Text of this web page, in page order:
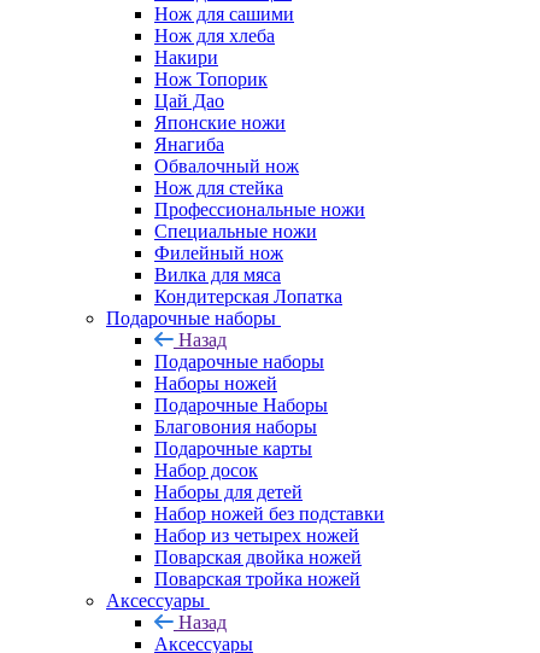
Нож для сашими
Нож для хлеба
Накири
Нож Топорик
Цай Дао
Японские ножи
Янагиба
Обвалочный нож
Нож для стейка
Профессиональные ножи
Специальные ножи
Филейный нож
Вилка для мяса
Кондитерская Лопатка
Подарочные наборы
Назад
Подарочные наборы
Наборы ножей
Подарочные Наборы
Благовония наборы
Подарочные карты
Набор досок
Наборы для детей
Набор ножей без подставки
Набор из четырех ножей
Поварская двойка ножей
Поварская тройка ножей
Аксессуары
Назад
Аксессуары